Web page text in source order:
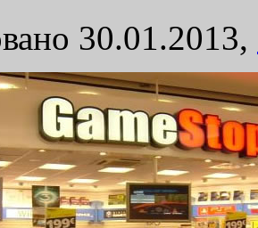
30.01.2013,